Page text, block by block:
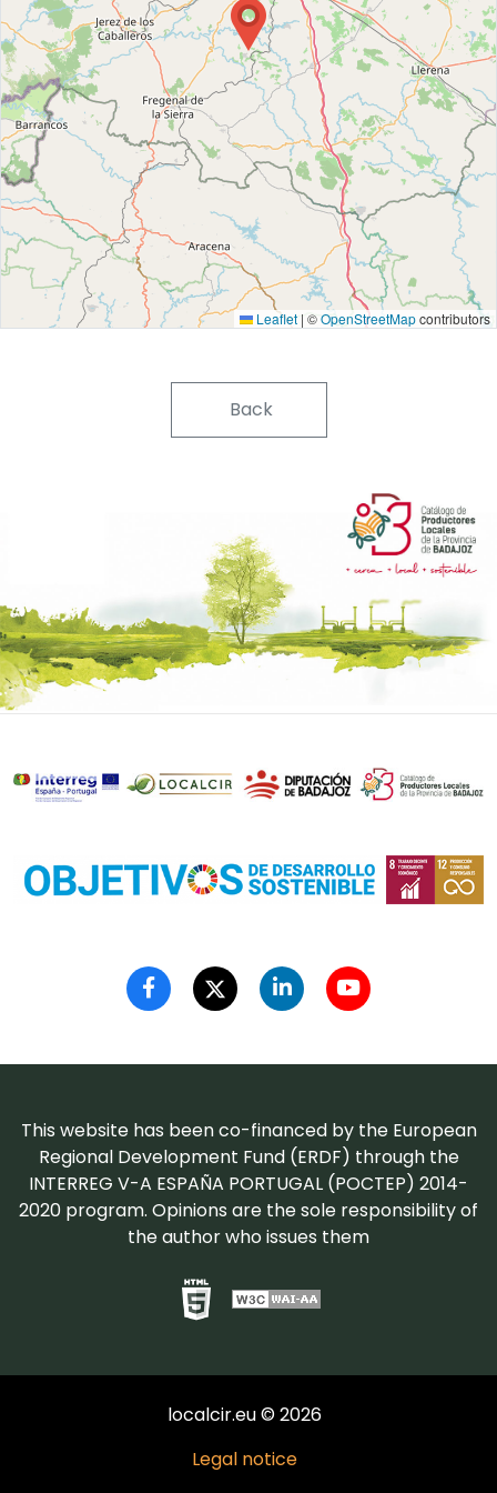
Leaflet | ©OpenStreetMapcontributors
Back
This website has been co-financed by the European
Regional Development Fund (ERDF) through the
INTERREG V-A ESPAÑA PORTUGAL (POCTEP) 2014-
2020 program. Opinions are the sole responsibility of
the author who issues them
localcir.eu © 2026
Legal notice